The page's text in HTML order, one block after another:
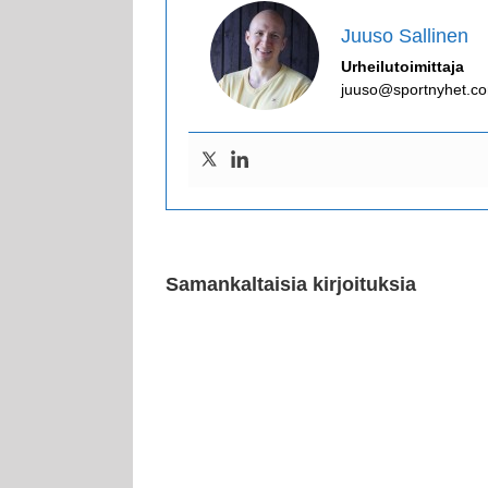
Juuso Sallinen
Urheilutoimittaja
Samankaltaisia kirjoituksia